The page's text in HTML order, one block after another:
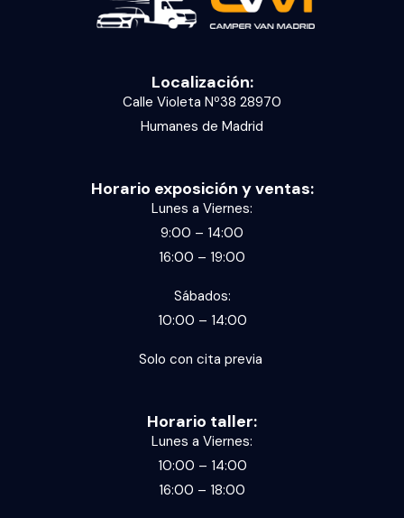
Localización:
Calle Violeta Nº38 28970
Humanes de Madrid
Horario exposición y ventas:
Lunes a Viernes:
9:00 – 14:00
16:00 – 19:00
Sábados:
10:00 – 14:00
Solo con cita previa
Horario taller:
Lunes a Viernes:
10:00 – 14:00
16:00 – 18:00